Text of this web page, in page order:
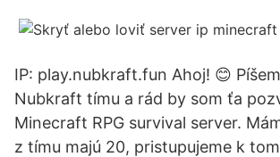
IP: play.nubkraft.fun Ahoj! 😊
Nubkraft tímu a rád by som ťa
Minecraft RPG survival server.
z tímu majú 20, pristupujeme k